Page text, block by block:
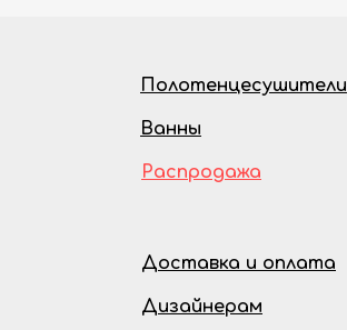
Дизайнерам
Доставка и оплата
Распродажа
Полотенцесушители
Ванны